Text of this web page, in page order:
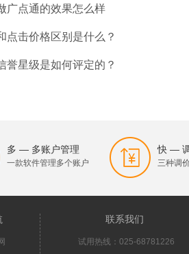
广点通的效果怎么样
点击价格区别是什么？
誉星级是如何评定的？
多 — 多账户管理
一款软件管理多个账户
快 —
三种调
联系我们
试用热线：025-68781226